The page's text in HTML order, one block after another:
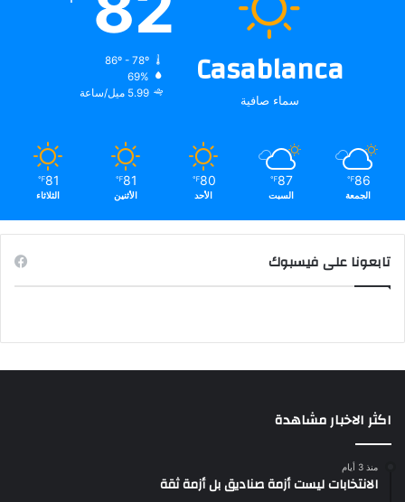
Casablanca
سماء صافية
86º - 78º
69%
5.99 ميل/ساعة
86
℉
الجمعة
87
℉
السبت
80
℉
الأحد
81
℉
الأثنين
81
℉
الثلاثاء
تابعونا على فيسبوك
اكثر الاخبار مشاهدة
منذ 3 أيام
الانتخابات ليست أزمة صناديق بل أزمة ثقة